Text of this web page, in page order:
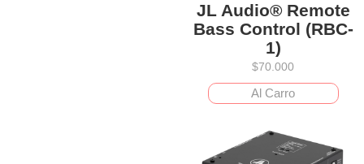
JL Audio® Remote
Bass Control (RBC-
1)
$70.000
Al Carro